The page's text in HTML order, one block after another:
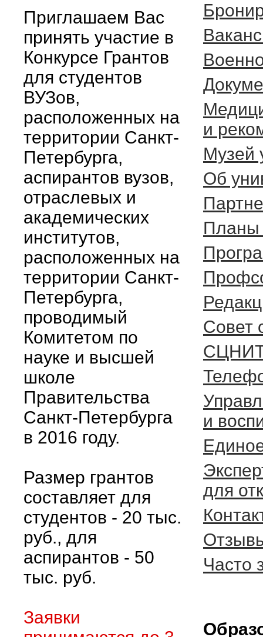
Приглашаем Вас
принять участие в
Конкурсе Грантов
для студентов
ВУЗов,
расположенных на
территории Санкт-
Петербурга,
аспирантов вузов,
отраслевых и
академических
институтов,
расположенных на
территории Санкт-
Петербурга,
проводимый
Комитетом по
науке и высшей
школе
Правительства
Санкт-Петербурга
в 2016 году.
Размер грантов
составляет для
студентов - 20 тыс.
руб., для
аспирантов - 50
тыс. руб.
Заявки
и
Музей
Об
Планы
Cовет
и
для
Часто